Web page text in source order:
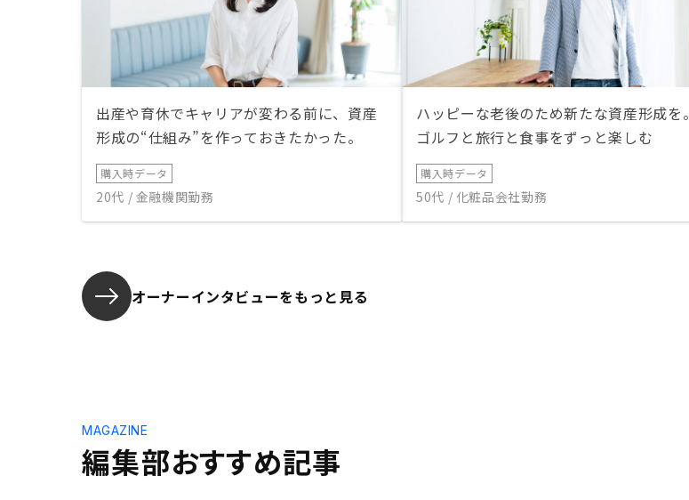
出産や育休でキャリアが変わる前に、資産
形成の“仕組み”を作っておきたかった。
購入時データ
20代 / 金融機関勤務
ハッピーな老後のため新たな資産形成を。
ゴルフと旅行と食事をずっと楽しむ
購入時データ
50代 / 化粧品会社勤務
オーナーインタビューをもっと見る
編集部おすすめ記事
MAGAZINE